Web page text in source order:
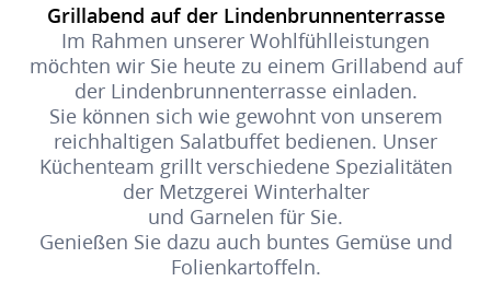
Grillabend auf der Lindenbrunnenterrasse
Im Rahmen unserer Wohlfühlleistungen
möchten wir Sie heute zu einem Grillabend auf
der Lindenbrunnenterrasse einladen.
Sie können sich wie gewohnt von unserem
reichhaltigen Salatbuffet bedienen. Unser
Küchenteam grillt verschiedene Spezialitäten
der Metzgerei Winterhalter
und Garnelen für Sie.
Genießen Sie dazu auch buntes Gemüse und
Folienkartoffeln.